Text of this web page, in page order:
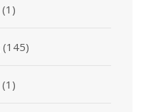
(1)
(145)
(1)